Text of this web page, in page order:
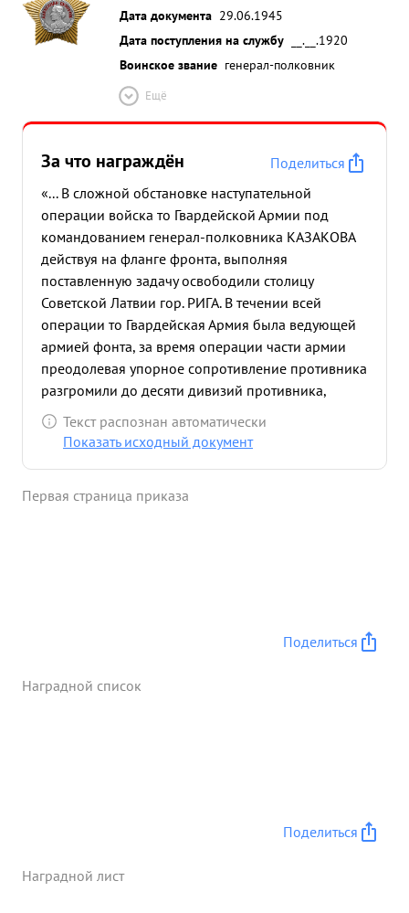
Дата документа 29.06.1945
Дата поступления на службу
__.__.1920
Воинское звание генерал-полковник
Ещё
За что награждён
Поделиться
«... В сложной обстановке наступательной
операции войска то Гвардейской Армии под
командованием генерал-полковника КАЗАКОВА
действуя на фланге фронта, выполняя
поставленную задачу освободили столицу
Советской Латвии гор. РИГА. В течении всей
операции то Гвардейская Армия была ведующей
армией фонта, за время операции части армии
преодолевая упорное сопротивление противника
разгромили до десяти дивизий противника,
освободили свыше 2-х тысяч насленных пунктов,
нанесли большие потери в живой силе и технике
мужественно руководил частями армии. ...»
Текст распознан автоматически
Показать исходный документ
Первая страница приказа
Поделиться
Наградной список
Поделиться
Наградной лист